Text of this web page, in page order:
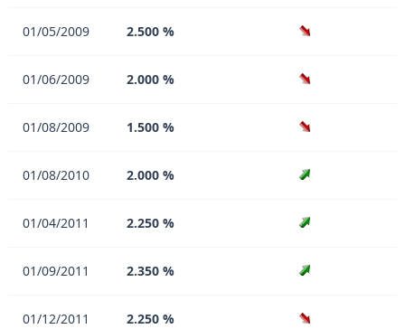
01/05/2009 2.500 %
01/06/2009 2.000 %
01/08/2009 1.500 %
01/08/2010 2.000 %
01/04/2011 2.250 %
01/09/2011 2.350 %
01/12/2011 2.250 %